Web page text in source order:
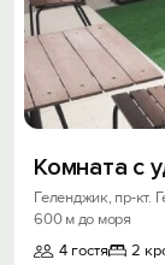
Комната с
Геленджик, пр-кт.
600 м до моря
4 гостя
2